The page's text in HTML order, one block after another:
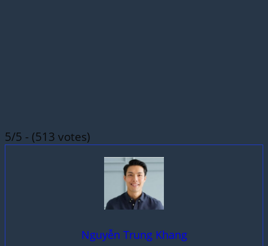
5/5 - (513 votes)
Nguyễn Trung Khang